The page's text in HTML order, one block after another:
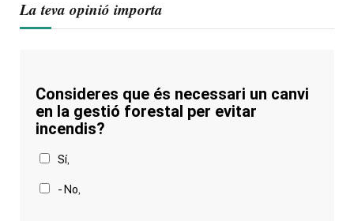
La teva opinió importa
Consideres que és necessari un canvi
en la gestió forestal per evitar
incendis?
Sí,
- No,